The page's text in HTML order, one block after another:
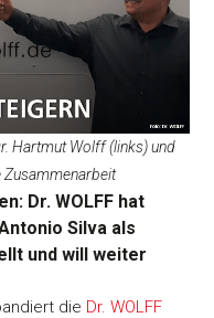
Hartmut Wolff (links) und
Zusammenarbeit
Dr. WOLFF hat
Silva als
und will weiter
die Dr. WOLFF